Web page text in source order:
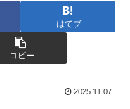
はてブ
コピー
2025.11.07